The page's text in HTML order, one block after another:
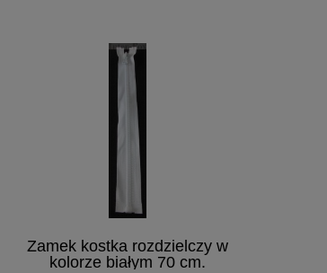
Zamek kostka rozdzielczy w
kolorze białym 70 cm.